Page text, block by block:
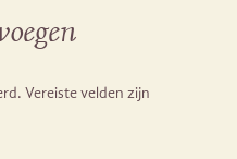
Vereiste velden zijn